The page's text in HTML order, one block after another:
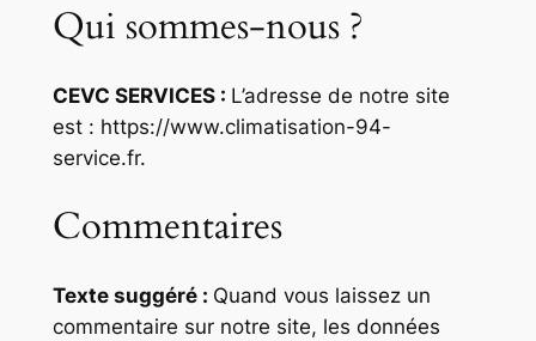
Qui sommes-nous ?
CEVC SERVICES : L’adresse de notre site
est : https://www.climatisation-94-
service.fr.
Commentaires
Texte suggéré : Quand vous laissez un
commentaire sur notre site, les données